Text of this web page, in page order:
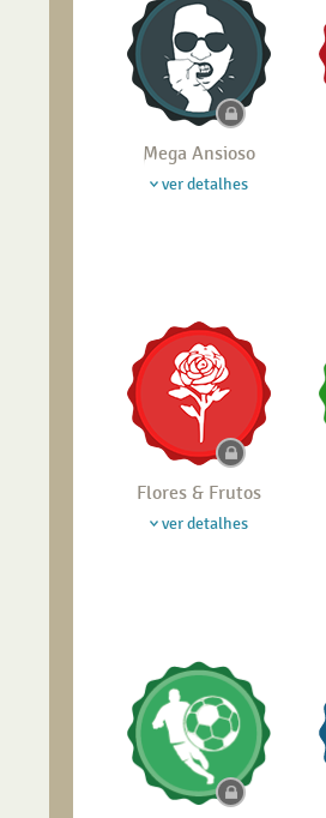
Mega Ansioso
ver detalhes
Flores & Frutos
ver detalhes